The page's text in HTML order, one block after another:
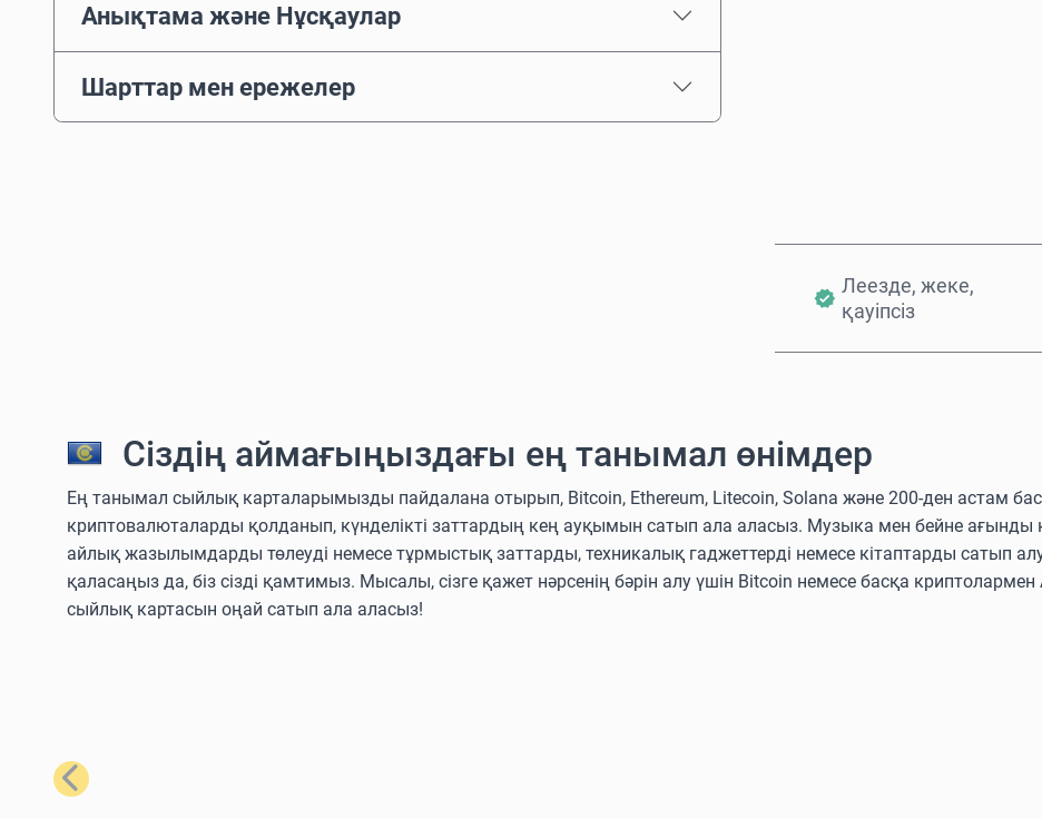
Анықтама және Нұсқаулар
Шарттар мен ережелер
Леезде, жеке,
қауіпсіз
Сіздің аймағыңыздағы ең танымал өнімдер
Ең танымал сыйлық карталарымызды пайдалана отырып, Bitcoin, Ethereum, Litecoin, Solana және 200-ден астам
криптовалюталарды қолданып, күнделікті заттардың кең ауқымын сатып ала аласыз. Музыка мен бейне ағынды
айлық жазылымдарды төлеуді немесе тұрмыстық заттарды, техникалық гаджеттерді немесе кітаптарды сатып
қаласаңыз да, біз сізді қамтимыз. Мысалы, сізге қажет нәрсенің бәрін алу үшін Bitcoin немесе басқа криптолармен
сыйлық картасын оңай сатып ала аласыз!
Алдыңғы